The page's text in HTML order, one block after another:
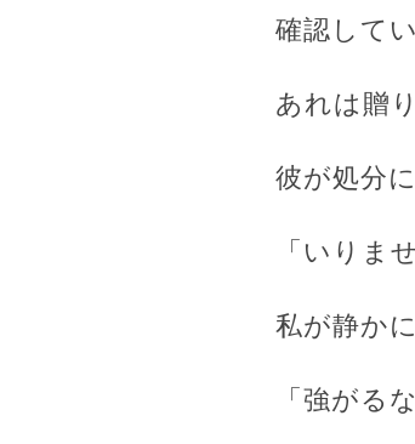
確認してい
あれは贈
彼が処分
「いりま
私が静か
「強がる